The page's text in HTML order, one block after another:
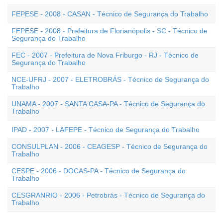
FEPESE - 2008 - CASAN - Técnico de Segurança do Trabalho
FEPESE - 2008 - Prefeitura de Florianópolis - SC - Técnico de
Segurança do Trabalho
FEC - 2007 - Prefeitura de Nova Friburgo - RJ - Técnico de
Segurança do Trabalho
NCE-UFRJ - 2007 - ELETROBRÁS - Técnico de Segurança do
Trabalho
UNAMA - 2007 - SANTA CASA-PA - Técnico de Segurança do
Trabalho
IPAD - 2007 - LAFEPE - Técnico de Segurança do Trabalho
CONSULPLAN - 2006 - CEAGESP - Técnico de Segurança do
Trabalho
CESPE - 2006 - DOCAS-PA - Técnico de Segurança do
Trabalho
CESGRANRIO - 2006 - Petrobrás - Técnico de Segurança do
Trabalho